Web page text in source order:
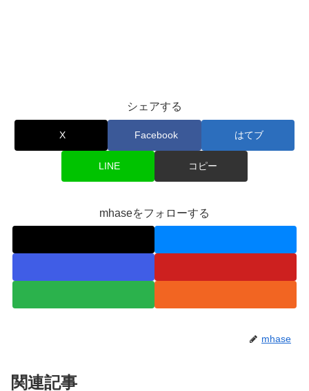
シェアする
X Facebook はてブ
LINE コピー
mhaseをフォローする
mhase
関連記事